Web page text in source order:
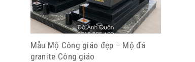
Mẫu Mộ Công giáo đẹp – Mộ đá
granite Công giáo